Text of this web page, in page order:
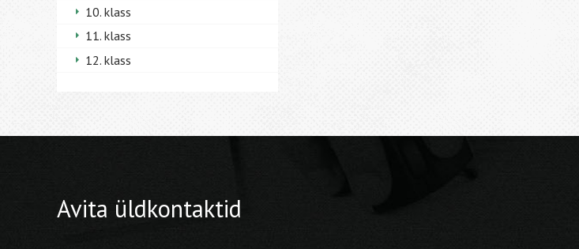
10. klass
11. klass
12. klass
Avita üldkontaktid